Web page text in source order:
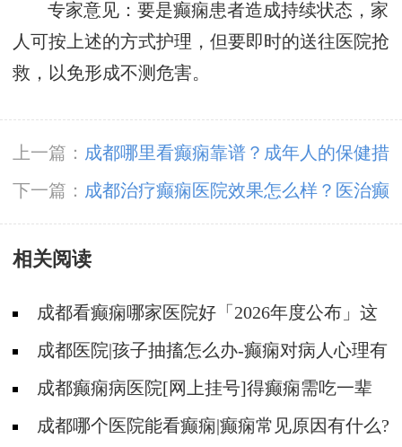
专家意见：要是癫痫患者造成持续状态，家
人可按上述的方式护理，但要即时的送往医院抢
救，以免形成不测危害。
上一篇： ​成都哪里看癫痫靠谱？成年人的保健措
施有哪些?
下一篇： 成都治疗癫痫医院效果怎么样？医治癫
痫较好的药应当怎样选取才好?
相关阅读
成都看癫痫哪家医院好「2026年度公布」这
些遗传病可能伴有癫痫发生
成都医院|孩子抽搐怎么办-癫痫对病人心理有
影响吗?
成都癫痫病医院[网上挂号]得癫痫需吃一辈
子药吗?
成都哪个医院能看癫痫|癫痫常见原因有什么?